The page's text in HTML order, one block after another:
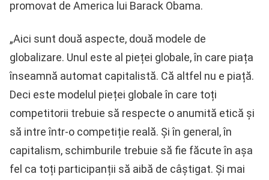
promovat de America lui Barack Obama.
„Aici sunt două aspecte, două modele de
globalizare. Unul este al pieței globale, în care piața
înseamnă automat capitalistă. Că altfel nu e piață.
Deci este modelul pieței globale în care toți
competitorii trebuie să respecte o anumită etică și
să intre într-o competiție reală. Și în general, în
capitalism, schimburile trebuie să fie făcute în așa
fel ca toți participanții să aibă de câștigat. Și mai